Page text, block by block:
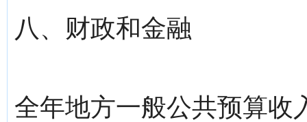
八、财政和金融
全年地方一般公共预算收